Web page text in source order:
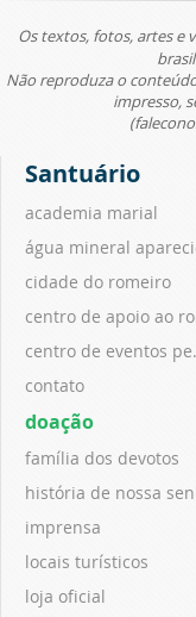
Os textos, fotos, artes e
Não reproduza o
impresso,
Santuário
academia marial
água mineral
cidade do romeiro
centro de apoio ao
centro de eventos
contato
doação
família dos devotos
história de nossa
imprensa
locais turísticos
loja oficial